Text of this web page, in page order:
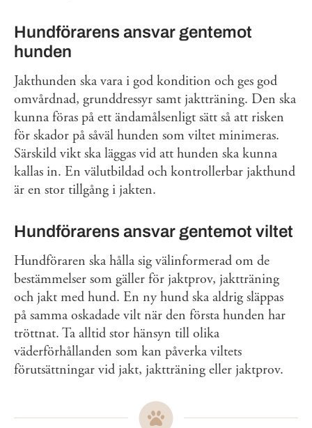
Hundförarens ansvar gentemot
hunden
Jakthunden ska vara i god kondition och ges god
omvårdnad, grunddressyr samt jaktträning. Den ska
kunna föras på ett ändamålsenligt sätt så att risken
för skador på såväl hunden som viltet minimeras.
Särskild vikt ska läggas vid att hunden ska kunna
kallas in. En välutbildad och kontrollerbar jakthund
är en stor tillgång i jakten.
Hundförarens ansvar gentemot viltet
Hundföraren ska hålla sig välinformerad om de
bestämmelser som gäller för jaktprov, jaktträning
och jakt med hund. En ny hund ska aldrig släppas
på samma oskadade vilt när den första hunden har
tröttnat. Ta alltid stor hänsyn till olika
väderförhållanden som kan påverka viltets
förutsättningar vid jakt, jaktträning eller jaktprov.